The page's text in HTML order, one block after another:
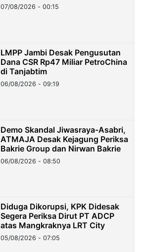
07/08/2026 - 00:15
LMPP Jambi Desak Pengusutan
Dana CSR Rp47 Miliar PetroChina
di Tanjabtim
06/08/2026 - 09:19
Demo Skandal Jiwasraya-Asabri,
ATMAJA Desak Kejagung Periksa
Bakrie Group dan Nirwan Bakrie
06/08/2026 - 08:50
Diduga Dikorupsi, KPK Didesak
Segera Periksa Dirut PT ADCP
atas Mangkraknya LRT City
05/08/2026 - 07:05